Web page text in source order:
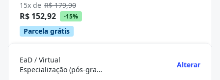
15x de R$ 179,90
R$ 152,92 -15%
Parcela grátis
EaD / Virtual
Especialização (pós-graduação)
Alterar